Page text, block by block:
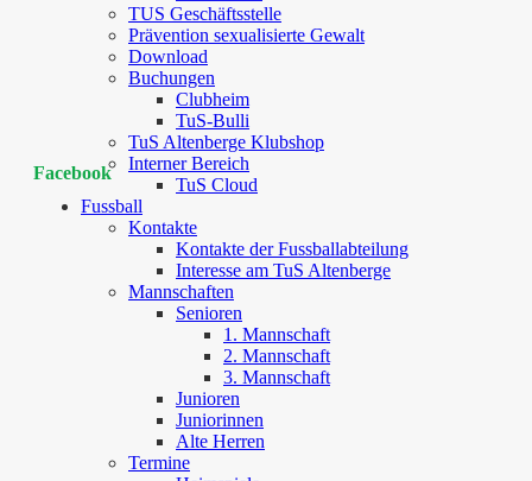
TUS Geschäftsstelle
Prävention sexualisierte Gewalt
Download
Buchungen
Clubheim
TuS-Bulli
TuS Altenberge Klubshop
Interner Bereich
TuS Cloud
Fussball
Kontakte
Kontakte der Fussballabteilung
Interesse am TuS Altenberge
Mannschaften
Senioren
1. Mannschaft
2. Mannschaft
3. Mannschaft
Junioren
Juniorinnen
Alte Herren
Termine
Facebook